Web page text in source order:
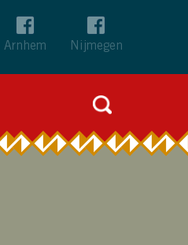
Zoeken
naar:
Nijmegen
Arnhem